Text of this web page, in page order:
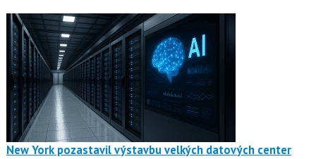
New York pozastavil výstavbu velkých datových center